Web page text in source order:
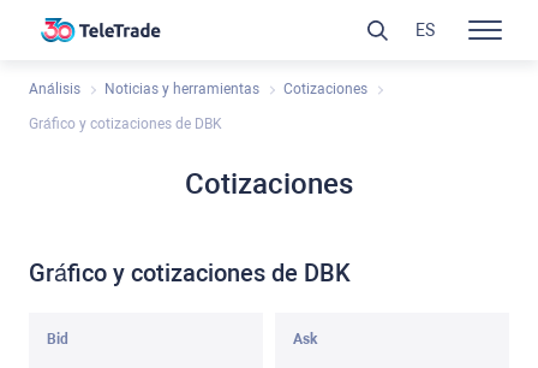
Análisis Noticias y herramientas Cotizaciones
Gráfico y cotizaciones de DBK
Cotizaciones
Gráfico y cotizaciones de DBK
Bid Ask
ES